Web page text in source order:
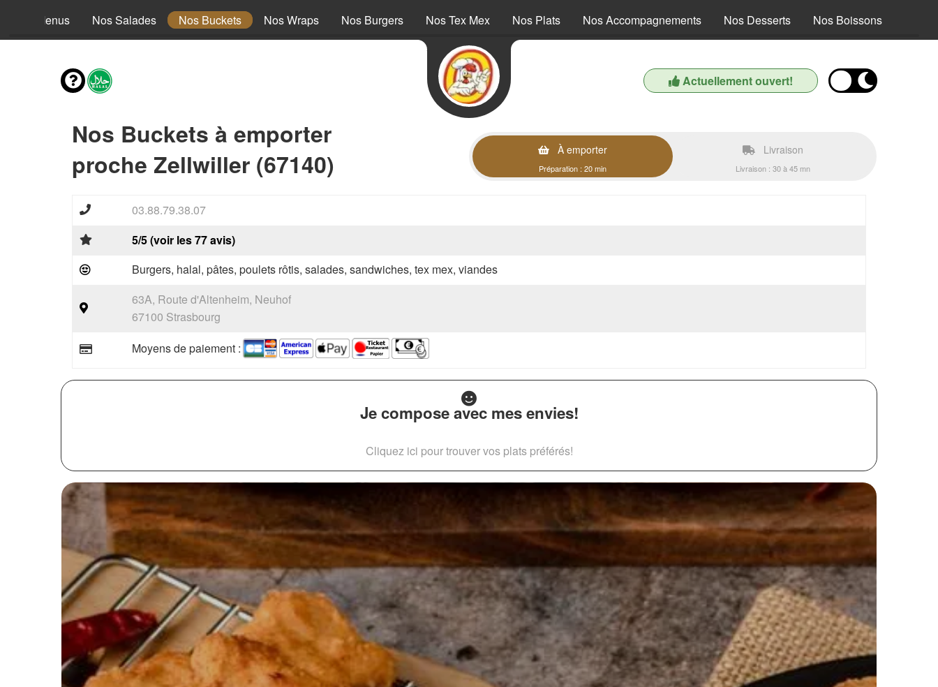
Nos Menus Nos Salades Nos Buckets Nos Wraps Nos Burgers Nos Tex Mex Nos Plats Nos Accompagnements Nos Desserts Nos Boissons
Actuellement ouvert!
Nos Buckets à emporter
proche Zellwiller (67140)
À emporter
Préparation : 20 min
Livraison
Livraison : 30 à 45 mn
03.88.79.38.07
5/5 (voir les 77 avis)
Burgers, halal, pâtes, poulets rôtis, salades, sandwiches, tex mex, viandes
63A, Route d'Altenheim, Neuhof
67100 Strasbourg
Moyens de paiement :
Je compose avec mes envies!
Cliquez ici pour trouver vos plats préférés!